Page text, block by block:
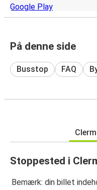
På denne side
Busstop FAQ
Stoppested i
Bemærk: din billet